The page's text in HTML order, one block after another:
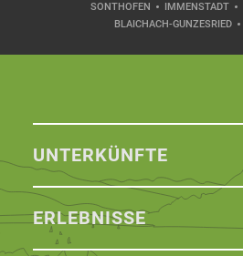
SONTHOFEN IMMENSTADT
BLAICHACH-GUNZESRIED
UNTERKÜNFTE
ERLEBNISSE